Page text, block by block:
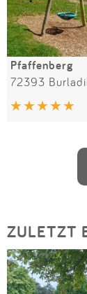
Pfaffenberg
72393
ZULETZT